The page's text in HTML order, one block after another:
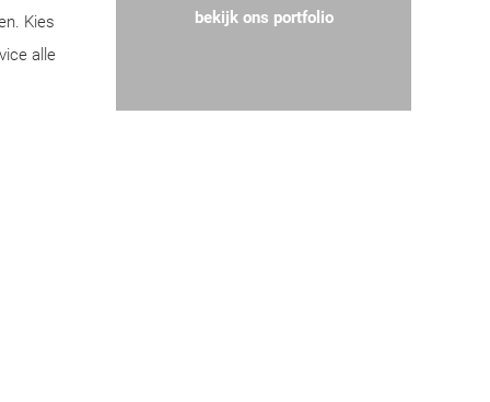
Kies
alle
bekijk ons portfolio